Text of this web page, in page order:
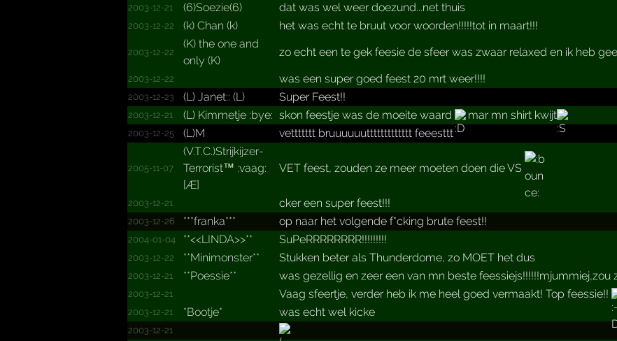
2003-12-21 (6)Soezie(6) dat was wel weer doezund...net thuis
2003-12-22 (k) Chan (k) het was echt te bruut voor woorden!!!!!tot in maart!!!
2003-12-22
(K) the one and
only (K)
zo echt een te gek feesie de sfeer was zwaar relaxed en ik heb
2003-12-22 was een super goed feest 20 mrt weer!!!!
2003-12-23 (L) Janet:: (L) Super Feest!!
2003-12-21 (L) Kimmetje :bye: skon feestje was de moeite waard mar mn shirt kwijt
2003-12-25 (L)M vettttttt bruuuuuuttttttttttttt feeesttt
2005-11-07
(V.­T.­C.­)Strij­kijzer­
Terror­ist™ :vaag:
[Æ]
VET feest, zouden ze meer moeten doen die VS
2003-12-21 cker een super feest!!!
2003-12-26 ***franka*** op naar het volgende f*cking brute feest!!
2004-01-04 **­<<LINDA>>**­ SuPeRRRRRRRR!!!!!!!!!
2003-12-22 **­Minimo­nster*­*­ Stukken beter als Thunderdome, zo MOET het dus
2003-12-21 **Poessie** was gezellig en zeer een van mn beste feessiejs!!!!!!mjummiej,zou
2003-12-21 Vaag sfeertje, verder heb ik me heel goed vermaakt! Top feessie!!
2003-12-21 *Bootje* was echt wel kicke
2003-12-21